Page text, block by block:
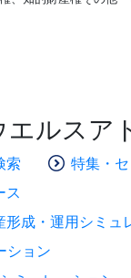
エルスア
索
特集・
ス
成・運用シミュ
ション